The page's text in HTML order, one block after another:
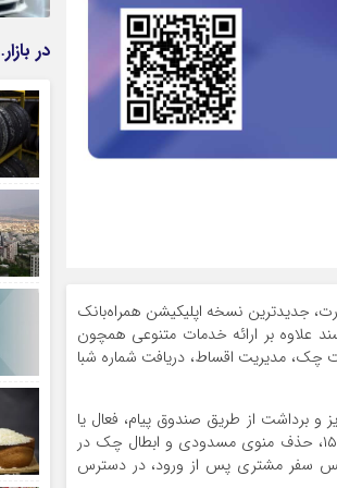
جدیدترین نسخه اپلیکیشن همراه‌بانک
علاوه بر ارائه خدمات متنوعی همچون
چک، مدیریت اقساط، دریافت شماره شبا
دریافت پیام واریز و برداشت از طریق صندوق پیام، فعال یا
غیرفعال کردن صندوق پیام، سرویس تغییر رمز ورود مشتری پس از ثبت‌نام، ارتباط با ۱۵۵۴، حذف منوی مسدودی و ابطال چک در
سفر مشتری پس از ورود، در دسترس
در